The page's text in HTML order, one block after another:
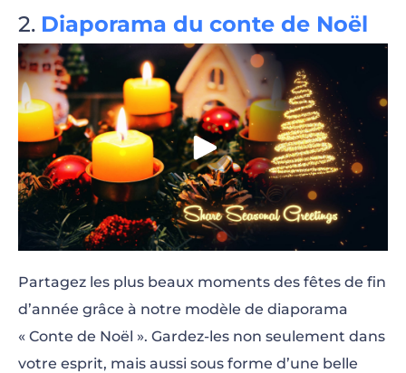
Diaporama du conte de Noël
Partagez les plus beaux moments des fêtes de fin
d’année grâce à notre modèle de diaporama
« Conte de Noël ». Gardez-les non seulement dans
votre esprit, mais aussi sous forme d’une belle